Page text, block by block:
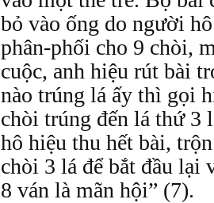
bỏ vào ống do người
phân-phối cho 9 chòi,
cuộc, anh hiệu rút bài
nào trúng lá ấy thì gọi
chòi trúng đến lá thứ 3
hô hiệu thu hết bài,
chòi 3 lá để bắt đầu lại
8 ván là mãn hội” (7).